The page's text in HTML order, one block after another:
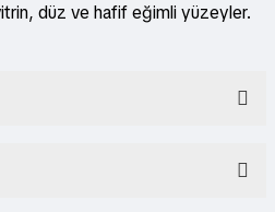
düz ve hafif eğimli yüzeyler.